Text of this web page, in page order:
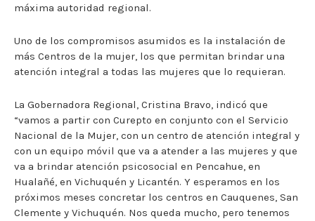
máxima autoridad regional.
Uno de los compromisos asumidos es la instalación de
más Centros de la mujer, los que permitan brindar una
atención integral a todas las mujeres que lo requieran.
La Gobernadora Regional, Cristina Bravo, indicó que
“vamos a partir con Curepto en conjunto con el Servicio
Nacional de la Mujer, con un centro de atención integral y
con un equipo móvil que va a atender a las mujeres y que
va a brindar atención psicosocial en Pencahue, en
Hualañé, en Vichuquén y Licantén. Y esperamos en los
próximos meses concretar los centros en Cauquenes, San
Clemente y Vichuquén. Nos queda mucho, pero tenemos